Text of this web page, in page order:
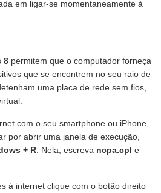
em ligar-se momentaneamente à
8 permitem que o computador forneça
que se encontrem no seu raio de
uma placa de rede sem fios,
com o seu smartphone ou iPhone,
por abrir uma janela de execução,
+ R . Nela, escreva ncpa.cpl e
à internet clique com o botão direito